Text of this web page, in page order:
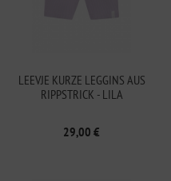
LEEVJE KURZE LEGGINS AUS
RIPPSTRICK - LILA
29,00 €